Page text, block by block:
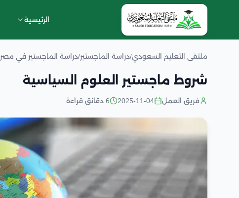
الرئيسية
ملتقى التعليم السعودي/دراسة الماجستير/دراسة الماجستير في مصر
شروط ماجستير العلوم السياسية
فريق العمل 2025-11-04 6 دقائق قراءة